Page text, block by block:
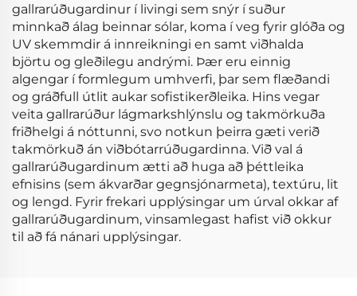
gallrarúðugardinur í livingi sem snýr í suður
minnkað álag beinnar sólar, koma í veg fyrir glóða og
UV skemmdir á innreikningi en samt viðhalda
björtu og gleðilegu andrými. Þær eru einnig
algengar í formlegum umhverfi, þar sem flæðandi
og gráðfull útlit aukar sofistikerðleika. Hins vegar
veita gallrarúður lágmarkshlýnslu og takmörkuða
friðhelgi á nóttunni, svo notkun þeirra gæti verið
takmörkuð án viðbótarrúðugardinna. Við val á
gallrarúðugardinum ætti að huga að þéttleika
efnisins (sem ákvarðar gegnsjónarmeta), textúru, lit
og lengd. Fyrir frekari upplýsingar um úrval okkar af
gallrarúðugardinum, vinsamlegast hafist við okkur
til að fá nánari upplýsingar.